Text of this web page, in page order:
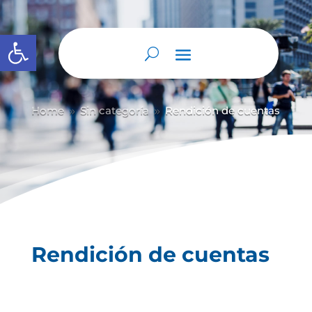
Abrir barra de herramientas
Home 9 Sin categoría 9 Rendición de cuentas
Rendición de cuentas